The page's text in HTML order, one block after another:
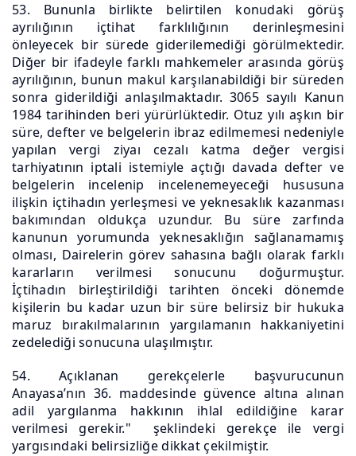
53. Bununla birlikte belirtilen konudaki görüş
ayrılığının içtihat farklılığının derinleşmesini
önleyecek bir sürede giderilemediği görülmektedir.
Diğer bir ifadeyle farklı mahkemeler arasında görüş
ayrılığının, bunun makul karşılanabildiği bir süreden
sonra giderildiği anlaşılmaktadır. 3065 sayılı Kanun
1984 tarihinden beri yürürlüktedir. Otuz yılı aşkın bir
süre, defter ve belgelerin ibraz edilmemesi nedeniyle
yapılan vergi ziyaı cezalı katma değer vergisi
tarhiyatının iptali istemiyle açtığı davada defter ve
belgelerin incelenip incelenemeyeceği hususuna
ilişkin içtihadın yerleşmesi ve yeknesaklık kazanması
bakımından oldukça uzundur. Bu süre zarfında
kanunun yorumunda yeknesaklığın sağlanamamış
olması, Dairelerin görev sahasına bağlı olarak farklı
kararların verilmesi sonucunu doğurmuştur.
İçtihadın birleştirildiği tarihten önceki dönemde
kişilerin bu kadar uzun bir süre belirsiz bir hukuka
maruz bırakılmalarının yargılamanın hakkaniyetini
zedelediği sonucuna ulaşılmıştır.
54. Açıklanan gerekçelerle başvurucunun
Anayasa’nın 36. maddesinde güvence altına alınan
adil yargılanma hakkının ihlal edildiğine karar
verilmesi gerekir." şeklindeki gerekçe ile vergi
yargısındaki belirsizliğe dikkat çekilmiştir.